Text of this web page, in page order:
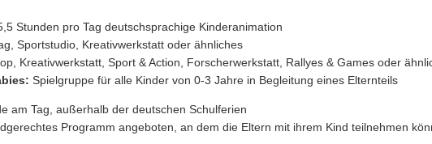
Stunden pro Tag deutschsprachige Kinderanimation
Sportstudio, Kreativwerkstatt oder ähnliches
Kreativwerkstatt, Sport & Action, Forscherwerkstatt, Rallyes & Games oder
Spielgruppe für alle Kinder von 0-3 Jahre in Begleitung eines Elternteils
am Tag, außerhalb der deutschen Schulferien
Programm angeboten, an dem die Eltern mit ihrem Kind teilnehmen